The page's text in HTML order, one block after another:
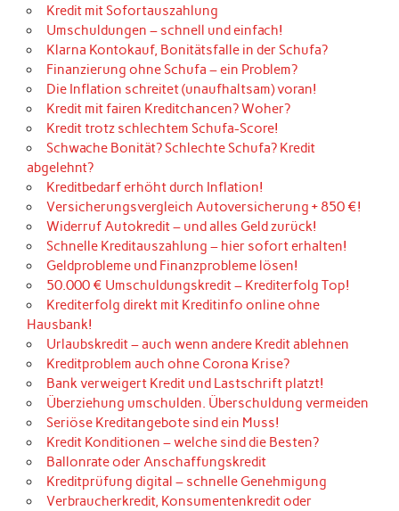
Kredit mit Sofortauszahlung
Umschuldungen – schnell und einfach!
Klarna Kontokauf, Bonitätsfalle in der Schufa?
Finanzierung ohne Schufa – ein Problem?
Die Inflation schreitet (unaufhaltsam) voran!
Kredit mit fairen Kreditchancen? Woher?
Kredit trotz schlechtem Schufa-Score!
Schwache Bonität? Schlechte Schufa? Kredit
abgelehnt?
Kreditbedarf erhöht durch Inflation!
Versicherungsvergleich Autoversicherung + 850 €!
Widerruf Autokredit – und alles Geld zurück!
Schnelle Kreditauszahlung – hier sofort erhalten!
Geldprobleme und Finanzprobleme lösen!
50.000 € Umschuldungskredit – Krediterfolg Top!
Krediterfolg direkt mit Kreditinfo online ohne
Hausbank!
Urlaubskredit – auch wenn andere Kredit ablehnen
Kreditproblem auch ohne Corona Krise?
Bank verweigert Kredit und Lastschrift platzt!
Überziehung umschulden. Überschuldung vermeiden
Seriöse Kreditangebote sind ein Muss!
Kredit Konditionen – welche sind die Besten?
Ballonrate oder Anschaffungskredit
Kreditprüfung digital – schnelle Genehmigung
Verbraucherkredit, Konsumentenkredit oder